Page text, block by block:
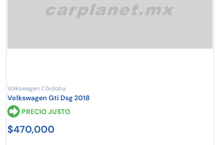
Volkswagen Córdoba
Volkswagen Gti Dsg 2018
PRECIO JUSTO
$470,000